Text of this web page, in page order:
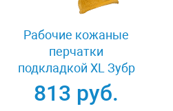
Рабочие кожаные
перчатки
подкладкой XL Зубр
МАСТЕР 1135-XL
813 руб.